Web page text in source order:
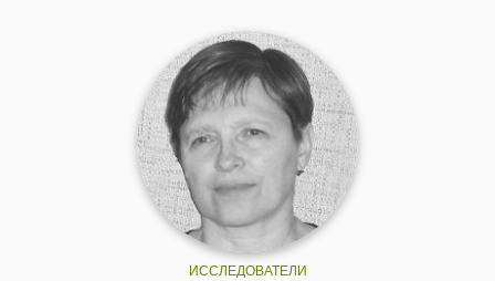
ИССЛЕДОВАТЕЛИ